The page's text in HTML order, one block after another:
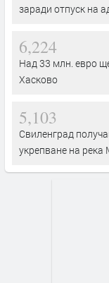
заради отпуск на
6,224
Над 33 млн. евро
Хасково
5,103
Свиленград
укрепване на река